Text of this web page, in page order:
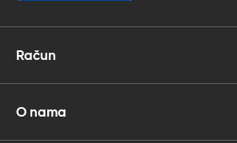
Račun
O nama